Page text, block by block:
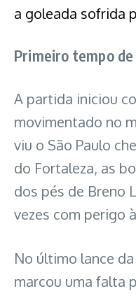
a goleada sofrida
Primeiro tempo
A partida iniciou
movimentado no
viu o São Paulo
do Fortaleza, as
dos pés de Breno
vezes com perigo
No último lance
marcou uma falta